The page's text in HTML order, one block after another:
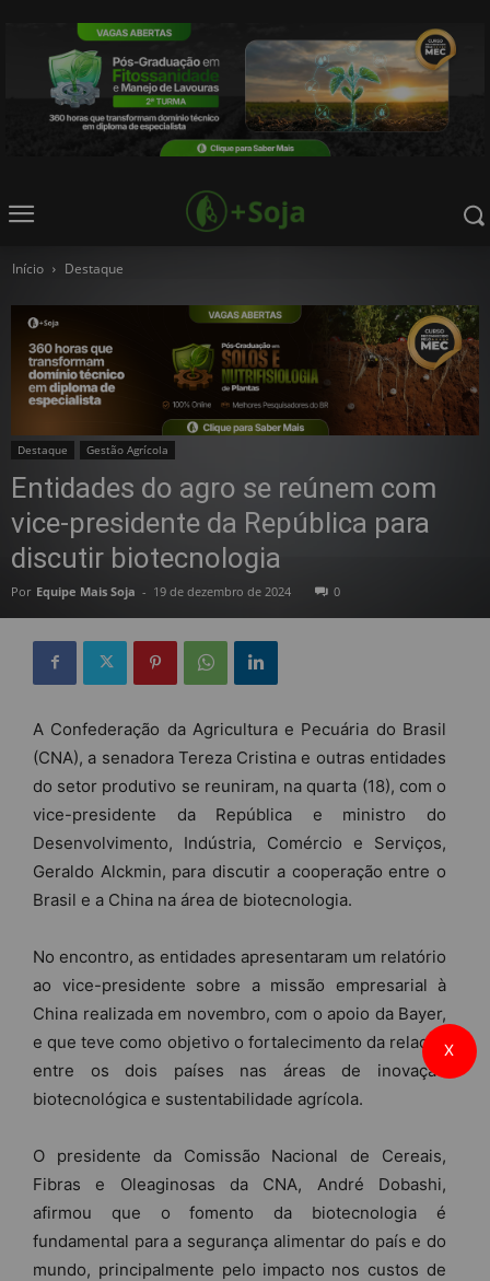
Início Destaque
Destaque Gestão Agrícola
Entidades do agro se reúnem com
vice-presidente da República para
discutir biotecnologia
Por Equipe Mais Soja - 19 de dezembro de 2024 0
A Confederação da Agricultura e Pecuária do Brasil
(CNA), a senadora Tereza Cristina e outras entidades
do setor produtivo se reuniram, na quarta (18), com o
vice-presidente da República e ministro do
Desenvolvimento, Indústria, Comércio e Serviços,
Geraldo Alckmin, para discutir a cooperação entre o
Brasil e a China na área de biotecnologia.
No encontro, as entidades apresentaram um relatório
ao vice-presidente sobre a missão empresarial à
China realizada em novembro, com o apoio da Bayer,
e que teve como objetivo o fortalecimento da relação
entre os dois países nas áreas de inovação
biotecnológica e sustentabilidade agrícola.
O presidente da Comissão Nacional de Cereais,
Fibras e Oleaginosas da CNA, André Dobashi,
afirmou que o fomento da biotecnologia é
fundamental para a segurança alimentar do país e do
mundo, principalmente pelo impacto nos custos de
X